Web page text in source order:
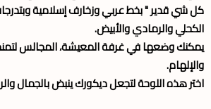
كل شي قدير " بخط عربي وزخارف إسلامية
الكحلي والرمادي والأبيض.
يمكنك وضعها في غرفة المعيشة، المجالس
والإلهام.
اختر هذه اللوحة لتجعل ديكورك ينبض بالجمال